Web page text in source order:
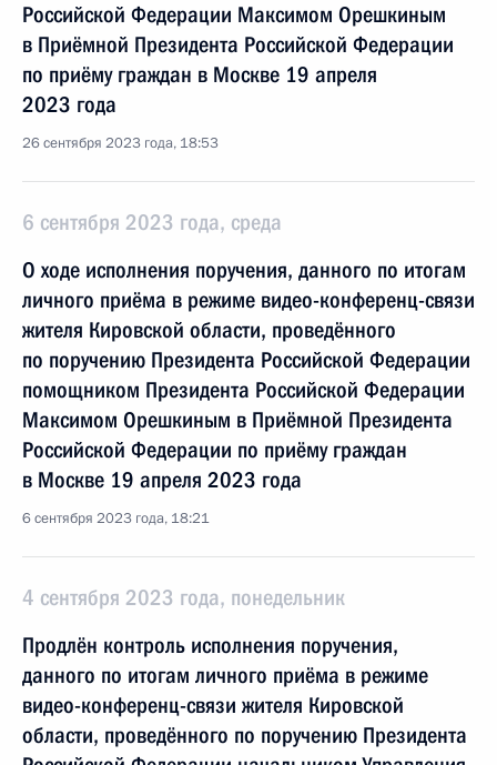
Российской Федерации Максимом Орешкиным
в Приёмной Президента Российской Федерации
по приёму граждан в Москве 19 апреля
2023 года
26 сентября 2023 года, 18:53
6 сентября 2023 года, среда
О ходе исполнения поручения, данного по итогам
личного приёма в режиме видео-конференц-связи
жителя Кировской области, проведённого
по поручению Президента Российской Федерации
помощником Президента Российской Федерации
Максимом Орешкиным в Приёмной Президента
Российской Федерации по приёму граждан
в Москве 19 апреля 2023 года
6 сентября 2023 года, 18:21
4 сентября 2023 года, понедельник
Продлён контроль исполнения поручения,
данного по итогам личного приёма в режиме
видео-конференц-связи жителя Кировской
области, проведённого по поручению Президента